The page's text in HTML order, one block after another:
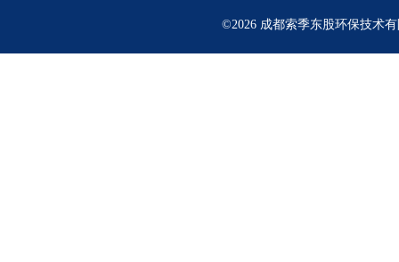
©2026 成都索季东股环保技术